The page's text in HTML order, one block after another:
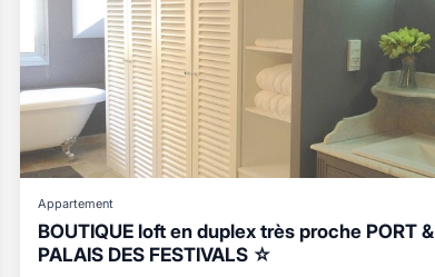
Appartement
BOUTIQUE loft en duplex très proche PORT &
PALAIS DES FESTIVALS ☆